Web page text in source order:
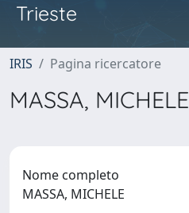
Trieste
IRIS Pagina ricercatore
MASSA, MICHELE
Nome completo
MASSA, MICHELE